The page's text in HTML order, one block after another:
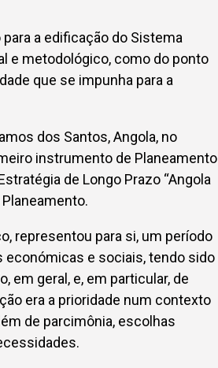
a edificação do Sistema
e metodológico, como do ponto
que se impunha para a
dos Santos, Angola, no
instrumento de Planeamento
de Longo Prazo “Angola
representou para si, um período
económicas e sociais, tendo sido
em geral, e, em particular, de
era a prioridade num contexto
de parcimônia, escolhas